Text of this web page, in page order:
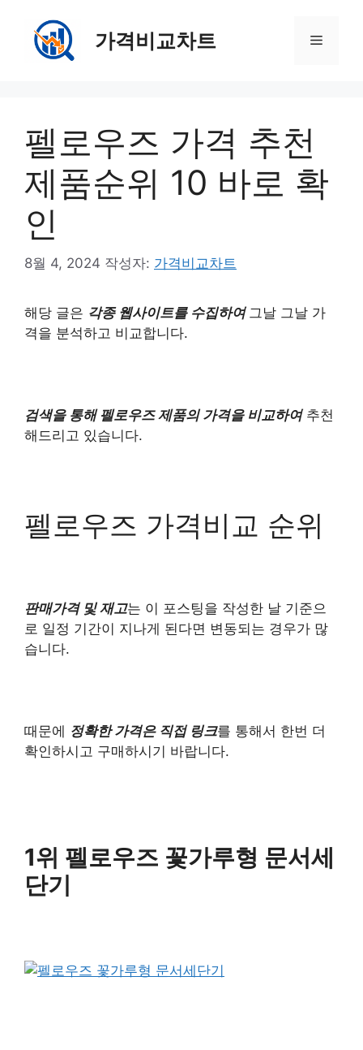
가격비교차트 메
펠로우즈 가격 추천
제품순위 10 바로 확
인
8월 4, 2024 작성자: 가격비교차트
해당 글은 각종 웹사이트를 수집하여 그날 그날 가
격을 분석하고 비교합니다.
검색을 통해 펠로우즈 제품의 가격을 비교하여추천
해드리고 있습니다.
펠로우즈 가격비교 순위
판매가격 및 재고는 이 포스팅을 작성한 날 기준으
로 일정 기간이 지나게 된다면 변동되는 경우가 많
습니다.
때문에 정확한 가격은 직접 링크를 통해서 한번 더
확인하시고 구매하시기 바랍니다.
1위 펠로우즈 꽃가루형 문서세
단기